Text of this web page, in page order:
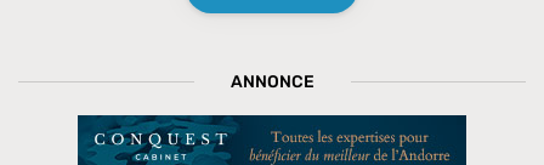
ANNONCE